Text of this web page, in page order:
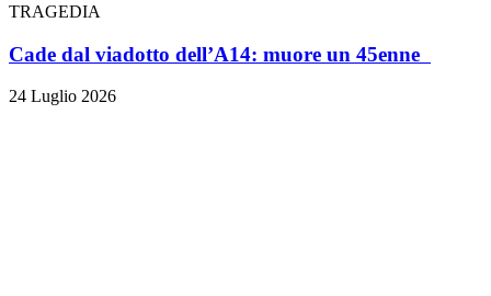
TRAGEDIA
Cade dal viadotto dell’A14: muore un 45enne
24 Luglio 2026